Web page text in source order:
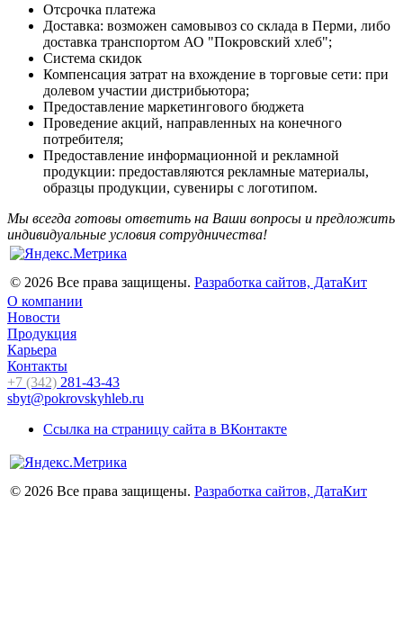
Отсрочка платежа
Доставка: возможен самовывоз со склада в Перми, либо
доставка транспортом АО "Покровский хлеб";
Система скидок
Компенсация затрат на вхождение в торговые сети: при
долевом участии дистрибьютора;
Предоставление маркетингового бюджета
Проведение акций, направленных на конечного
потребителя;
Предоставление информационной и рекламной
продукции: предоставляются рекламные материалы,
образцы продукции, сувениры с логотипом.
Мы всегда готовы ответить на Ваши вопросы и предложить
индивидуальные условия сотрудничества!
© 2026 Все права защищены. Разработка сайтов, ДатаКит
О компании
Новости
Продукция
Карьера
Контакты
+7 (342) 281-43-43
sbyt@pokrovskyhleb.ru
Ссылка на страницу сайта в ВКонтакте
© 2026 Все права защищены. Разработка сайтов, ДатаКит